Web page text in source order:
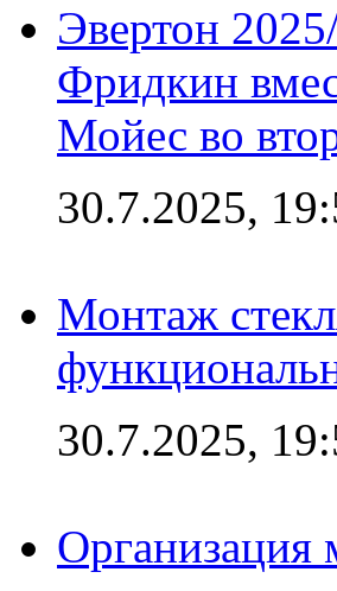
Эвертон
Фридкин
Мойес во
30.7.2025,
Монтаж
30.7.2025,
Организация